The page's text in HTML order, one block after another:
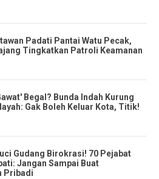
Padati Pantai Watu Pecak,
Tingkatkan Patroli Keamanan
Begal? Bunda Indah Kurung
Gak Boleh Keluar Kota, Titik!
Gudang Birokrasi! 70 Pejabat
Jangan Sampai Buat
Pribadi